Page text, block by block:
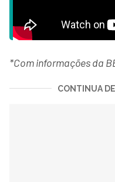
*Com informações da
CONTINUA